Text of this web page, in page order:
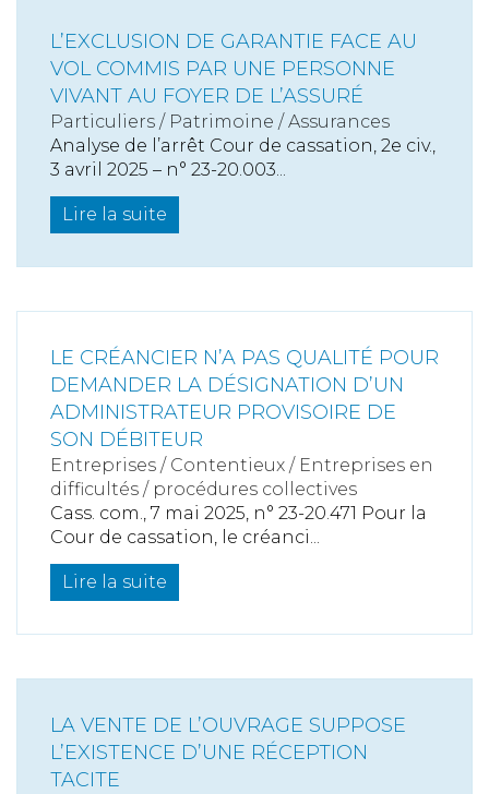
L’EXCLUSION DE GARANTIE FACE AU
VOL COMMIS PAR UNE PERSONNE
VIVANT AU FOYER DE L’ASSURÉ
Particuliers / Patrimoine / Assurances
Analyse de l’arrêt Cour de cassation, 2e civ.,
3 avril 2025 – n° 23-20.003...
Lire la suite
LE CRÉANCIER N’A PAS QUALITÉ POUR
DEMANDER LA DÉSIGNATION D’UN
ADMINISTRATEUR PROVISOIRE DE
SON DÉBITEUR
Entreprises / Contentieux / Entreprises en
difficultés / procédures collectives
Cass. com., 7 mai 2025, n° 23-20.471 Pour la
Cour de cassation, le créanci...
Lire la suite
LA VENTE DE L’OUVRAGE SUPPOSE
L’EXISTENCE D’UNE RÉCEPTION
TACITE